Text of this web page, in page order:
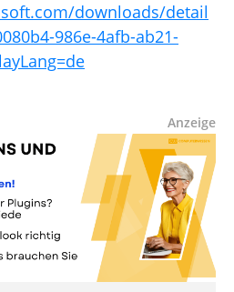
downloads/detail
986e-4afb-ab21-